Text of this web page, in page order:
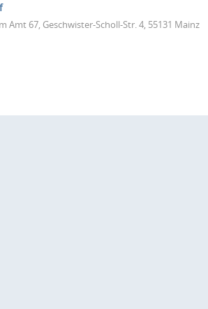
Amt 67, Geschwister-Scholl-Str. 4, 55131 Mainz